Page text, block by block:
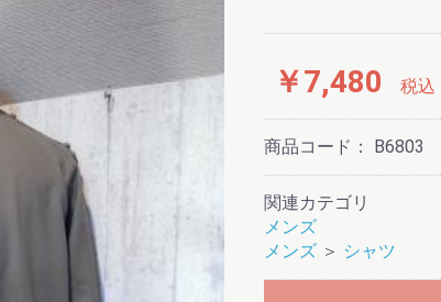
￥7,480 税込
商品コード： B6803
関連カテゴリ
メンズ
メンズ ＞ シャツ